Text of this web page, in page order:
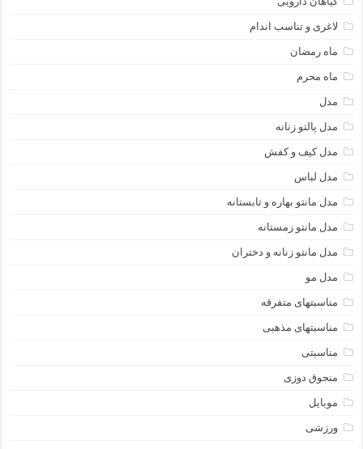
لاغری و تناسب اندام
ماه رمضان
ماه محرم
مدل
مدل پالتو زنانه
مدل کیف و کفش
مدل لباس
مدل مانتو بهاره و تابستانه
مدل مانتو زمستانه
مدل مانتو زنانه و دختران
مدل مو
مناسبتهای متفرقه
مناسبتهای مذهبی
مناسبتی
منجوق دوزی
موبایل
ورزشی